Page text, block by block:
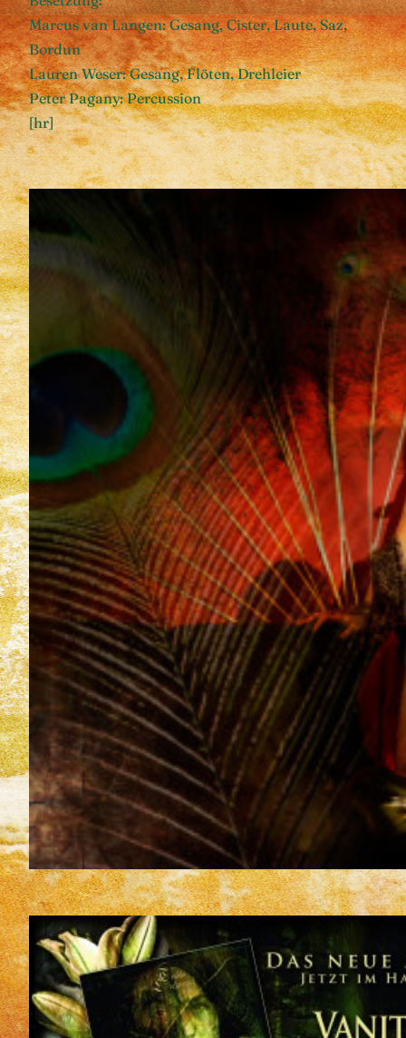
Marcus van Langen: Gesang, Cister, Laute, Saz,
Bordun
Lauren Weser: Gesang, Flöten, Drehleier
Peter Pagany: Percussion
[hr]